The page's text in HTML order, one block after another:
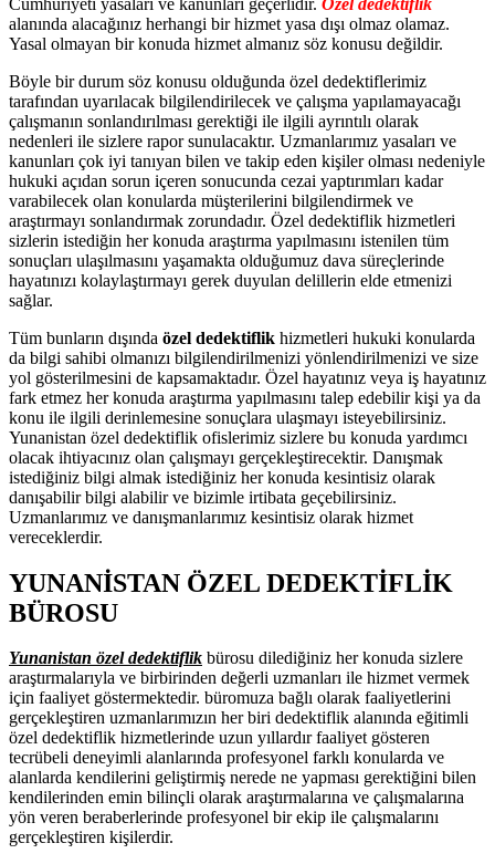
alanında alacağınız herhangi bir hizmet yasa dışı olmaz olamaz.
Yasal olmayan bir konuda hizmet almanız söz konusu değildir.
Böyle bir durum söz konusu olduğunda özel dedektiflerimiz
tarafından uyarılacak bilgilendirilecek ve çalışma yapılamayacağı
çalışmanın sonlandırılması gerektiği ile ilgili ayrıntılı olarak
nedenleri ile sizlere rapor sunulacaktır. Uzmanlarımız yasaları ve
kanunları çok iyi tanıyan bilen ve takip eden kişiler olması nedeniyle
hukuki açıdan sorun içeren sonucunda cezai yaptırımları kadar
varabilecek olan konularda müşterilerini bilgilendirmek ve
araştırmayı sonlandırmak zorundadır. Özel dedektiflik hizmetleri
sizlerin istediğin her konuda araştırma yapılmasını istenilen tüm
sonuçları ulaşılmasını yaşamakta olduğumuz dava süreçlerinde
hayatınızı kolaylaştırmayı gerek duyulan delillerin elde etmenizi
sağlar.
Tüm bunların dışında özel dedektiflik hizmetleri hukuki konularda
da bilgi sahibi olmanızı bilgilendirilmenizi yönlendirilmenizi ve size
yol gösterilmesini de kapsamaktadır. Özel hayatınız veya iş hayatınız
fark etmez her konuda araştırma yapılmasını talep edebilir kişi ya da
konu ile ilgili derinlemesine sonuçlara ulaşmayı isteyebilirsiniz.
Yunanistan özel dedektiflik ofislerimiz sizlere bu konuda yardımcı
olacak ihtiyacınız olan çalışmayı gerçekleştirecektir. Danışmak
istediğiniz bilgi almak istediğiniz her konuda kesintisiz olarak
danışabilir bilgi alabilir ve bizimle irtibata geçebilirsiniz.
Uzmanlarımız ve danışmanlarımız kesintisiz olarak hizmet
vereceklerdir.
YUNANİSTAN ÖZEL DEDEKTİFLİK
BÜROSU
Yunanistan özel dedektiflik bürosu dilediğiniz her konuda sizlere
araştırmalarıyla ve birbirinden değerli uzmanları ile hizmet vermek
için faaliyet göstermektedir. büromuza bağlı olarak faaliyetlerini
gerçekleştiren uzmanlarımızın her biri dedektiflik alanında eğitimli
özel dedektiflik hizmetlerinde uzun yıllardır faaliyet gösteren
tecrübeli deneyimli alanlarında profesyonel farklı konularda ve
alanlarda kendilerini geliştirmiş nerede ne yapması gerektiğini bilen
kendilerinden emin bilinçli olarak araştırmalarına ve çalışmalarına
yön veren beraberlerinde profesyonel bir ekip ile çalışmalarını
gerçekleştiren kişilerdir.